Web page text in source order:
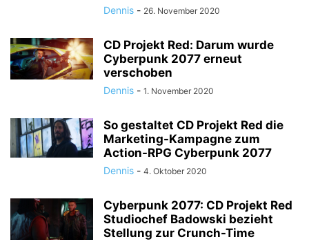
Dennis - 26. November 2020
CD Projekt Red: Darum wurde
Cyberpunk 2077 erneut
verschoben
Dennis - 1. November 2020
So gestaltet CD Projekt Red die
Marketing-Kampagne zum
Action-RPG Cyberpunk 2077
Dennis - 4. Oktober 2020
Cyberpunk 2077: CD Projekt Red
Studiochef Badowski bezieht
Stellung zur Crunch-Time